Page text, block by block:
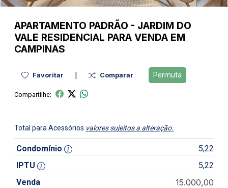
APARTAMENTO PADRÃO - JARDIM DO
VALE RESIDENCIAL PARA VENDA EM
CAMPINAS
Favoritar | Comparar Permuta
Compartilhe:
Total para Acessórios valores sujeitos a alteração.
Condomínio
5,22
IPTU
5,22
Venda
15.000,00